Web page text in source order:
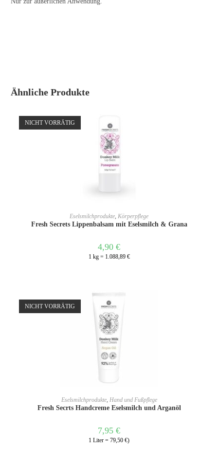
Ähnliche Produkte
NICHT VORRÄTIG
WEITERLESEN
Eselsmilchprodukte, Körperpflege
Fresh Secrets Lippenbalsam mit Eselsmilch & Grana
4,90 €
1 kg = 1.088,89 €
NICHT VORRÄTIG
WEITERLESEN
Eselsmilchprodukte, Hand und Fußpflege
Fresh Secrts Handcreme Eselsmilch und Arganöl
7,95 €
1 Liter = 79,50 €)